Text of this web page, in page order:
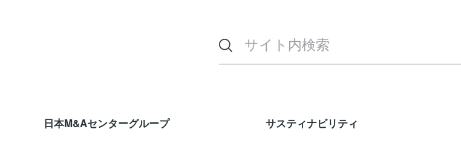
日本M&Aセンターグループ サスティナビリティ